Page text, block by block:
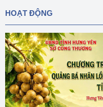
HOẠT ĐỘNG